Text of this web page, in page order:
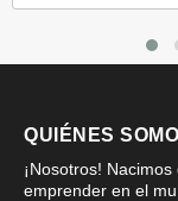
QUIÉNES
¡Nosotros!
emprender en el